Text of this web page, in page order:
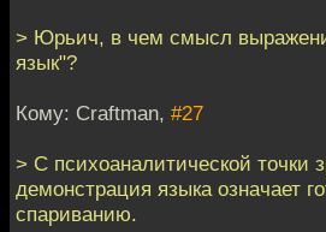
> Юрьич, в чем смысл
язык"?
Кому: Craftman, #27
> С психоаналитической точки
демонстрация языка означает
спариванию.